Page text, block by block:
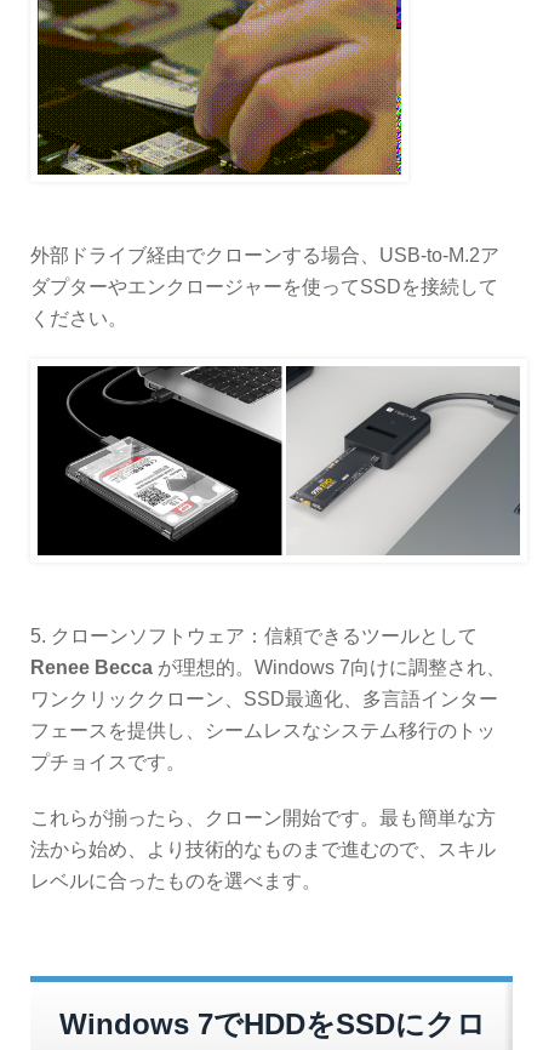
外部ドライブ経由でクローンする場合、USB-to-M.2ア
ダプターやエンクロージャーを使ってSSDを接続して
ください。
5. クローンソフトウェア：信頼できるツールとして
Renee Becca が理想的。Windows 7向けに調整され、
ワンクリッククローン、SSD最適化、多言語インター
フェースを提供し、シームレスなシステム移行のトッ
プチョイスです。
これらが揃ったら、クローン開始です。最も簡単な方
法から始め、より技術的なものまで進むので、スキル
レベルに合ったものを選べます。
Windows 7でHDDをSSDにクロ